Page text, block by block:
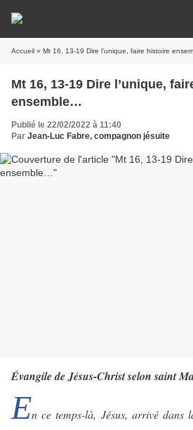
Accueil » Mt 16, 13-19 Dire l’unique, faire histoire
Mt 16, 13-19 Dire l’unique,
ensemble…
Publié le 22/02/2022 à 11:40
Par Jean-Luc Fabre, compagnon jésuite
Évangile de Jésus-Christ selon saint
En ce temps-là, Jésus, arrivé dans